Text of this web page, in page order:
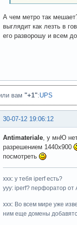
А чем метро так
выглядит как лезть в
его разворошу и всем
вам "+1":UPS
30-07-12 19:06:12
Antimateriale , у мнЮ
разрешением 1440х900
посмотреть
ххх: у тебя iperf есть?
yyy: iperf? перфоратор от
xxx: Во всем мире уже
ним еще домены